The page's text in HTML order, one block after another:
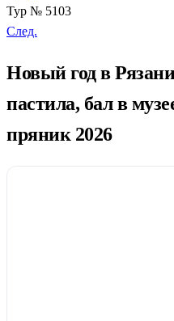
Тур № 5103
След.
Новый год в
пастила, бал в
пряник 2026